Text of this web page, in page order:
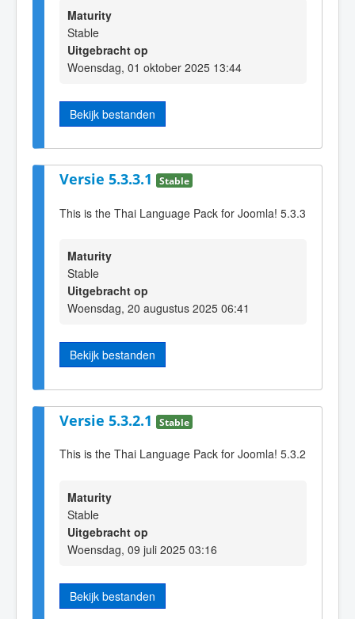
Maturity
Stable
Uitgebracht op
Woensdag, 01 oktober 2025 13:44
Bekijk bestanden
Versie 5.3.3.1 Stable
This is the Thai Language Pack for Joomla! 5.3.3
Maturity
Stable
Uitgebracht op
Woensdag, 20 augustus 2025 06:41
Bekijk bestanden
Versie 5.3.2.1 Stable
This is the Thai Language Pack for Joomla! 5.3.2
Maturity
Stable
Uitgebracht op
Woensdag, 09 juli 2025 03:16
Bekijk bestanden